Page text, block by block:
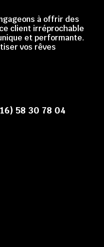
à offrir des
client irréprochable
et performante.
vos rêves
58 30 78 04